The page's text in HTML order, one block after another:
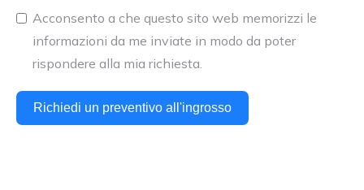
Acconsento a che questo sito web memorizzi le
informazioni da me inviate in modo da poter
rispondere alla mia richiesta.
Richiedi un preventivo all'ingrosso